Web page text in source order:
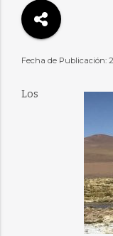
Fecha de Publicación:
Los